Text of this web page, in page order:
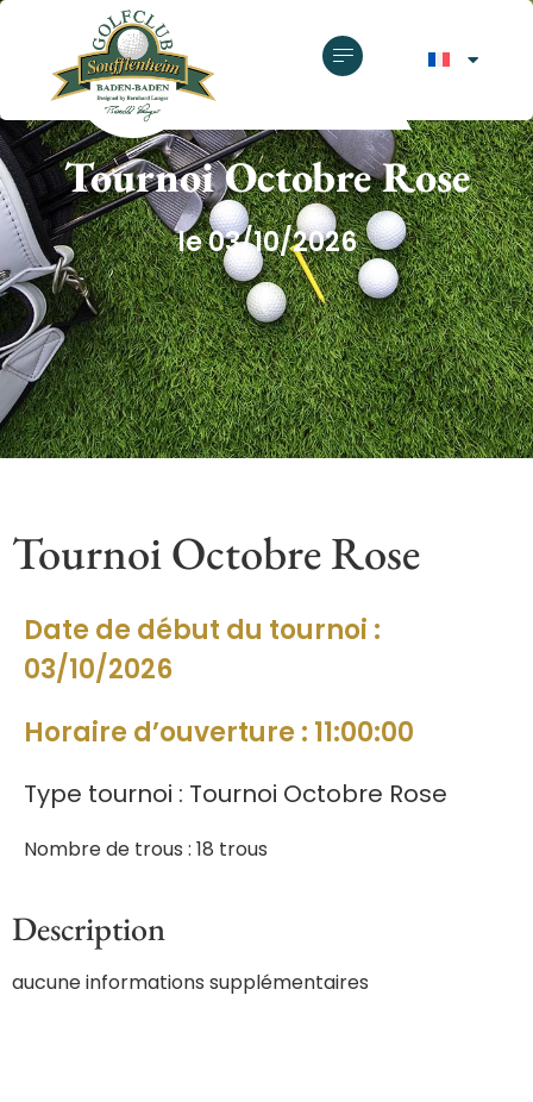
GOLF CLUB SOUFFLENHEIM
Tournoi Octobre Rose
le 03/10/2026
Tournoi Octobre Rose
Date de début du tournoi :
03/10/2026
Horaire d’ouverture : 11:00:00
Type tournoi : Tournoi Octobre Rose
Nombre de trous : 18 trous
Description
aucune informations supplémentaires